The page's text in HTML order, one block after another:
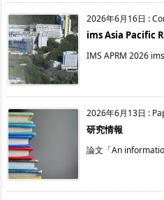
2026年6月16日 :
ims Asia Pacific
IMS APRM 2026
2026年6月13日 :
研究情報
論文「An